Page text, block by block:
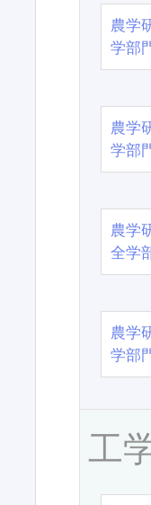
農学
学部
農学
学部
農学
全学
農学
学部
工